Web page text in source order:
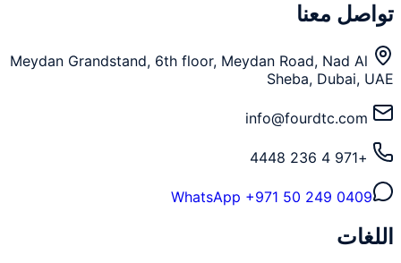
تواصل معنا
Meydan Grandstand, 6th floor, Meydan Road, Nad Al
Sheba, Dubai, UAE
info@fourdtc.com
+971 4 236 4448
WhatsApp +971 50 249 0409
اللغات